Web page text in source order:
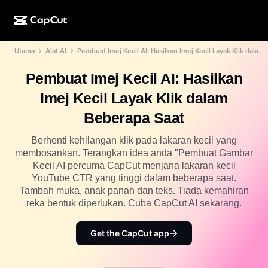
Dalam Talian CapCut
Mudah Alih CapCut
AI Dreamina
AI Pippit
Reka Bentuk AI
Studio Video
Penjana video AI
Penjana imej AI
Peningkat imej AI
Dreamina Seedance 2.5
Nano Banana Pro
Alatan AI
Editor & penjana video
Editor & penjana imej
Penjana & editor suara
Lagi
Templat musim cuti
Templat kalendar
Templat ulang tahun
Templat kesan
Komuniti
Sekutu
Program Perintis
Program Rakan Kongsi Kreatif
Kampus Kreatif CapCut
Utama Alat AI Pembuat Imej Kecil AI: Hasilkan Imej Kecil Layak Klik dalam Beberapa Saat
Pembuat Imej Kecil AI: Hasilkan
Imej Kecil Layak Klik dalam
Beberapa Saat
Berhenti kehilangan klik pada lakaran kecil yang
membosankan. Terangkan idea anda "Pembuat Gambar
Kecil AI percuma CapCut menjana lakaran kecil
YouTube CTR yang tinggi dalam beberapa saat.
Tambah muka, anak panah dan teks. Tiada kemahiran
reka bentuk diperlukan. Cuba CapCut AI sekarang.
Get the CapCut app